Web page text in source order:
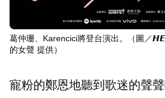
葛仲珊、Karencici將登台演出。（圖
的女聲 提供）
寵粉的鄭恩地聽到歌迷的聲